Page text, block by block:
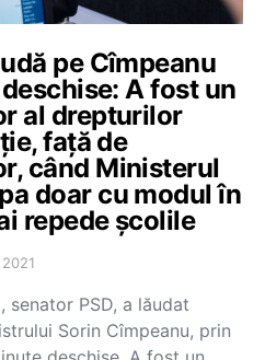
pe Cîmpeanu
A fost un
al drepturilor
față de
când Ministerul
doar cu modul în
repede școlile
senator PSD, a lăudat
Sorin Cîmpeanu, prin